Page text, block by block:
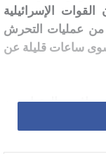
الإسرائيلية
من عمليات التحرش
سوى ساعات قليلة عن
المتواجدين
ومصوّر أمريكي،